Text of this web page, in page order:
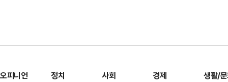
오피니언 정치 사회 경제 생활/